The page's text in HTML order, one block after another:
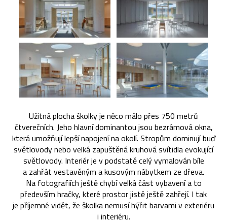
Užitná plocha školky je něco málo přes 750 metrů
čtverečních. Jeho hlavní dominantou jsou bezrámová okna,
která umožňují lepší napojení na okolí. Stropům dominují buď
světlovody nebo velká zapuštěná kruhová svítidla evokující
světlovody. Interiér je v podstatě celý vymalován bíle
a zahřát vestavěným a kusovým nábytkem ze dřeva.
Na fotografiích ještě chybí velká část vybavení a to
především hračky, které prostor jistě ještě zahřejí. I tak
je příjemné vidět, že školka nemusí hýřit barvami v exteriéru
i interiéru.